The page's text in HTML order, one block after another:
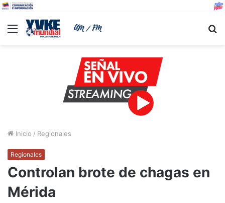
Menu
Inicio / Regionales
Regionales
Controlan brote de chagas en
Mérida